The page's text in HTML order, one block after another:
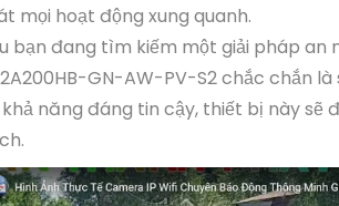
mọi hoạt động xung quanh.
bạn đang tìm kiếm một giải pháp an
GN-AW-PV-S2 chắc chắn
năng đáng tin cậy, thiết bị này sẽ